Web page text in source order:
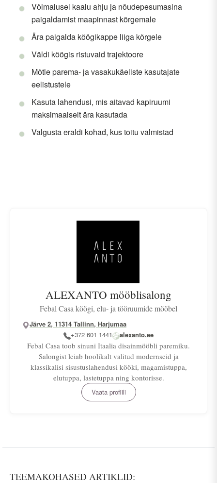
Võimalusel kaalu ahju ja nõudepesumasina
paigaldamist maapinnast kõrgemale
Ära paigalda köögikappe liiga kõrgele
Väldi köögis ristuvaid trajektoore
Mõtle parema- ja vasakukäeliste kasutajate
eelistustele
Kasuta lahendusi, mis aitavad kapiruumi
maksimaalselt ära kasutada
Valgusta eraldi kohad, kus toitu valmistad
ALEXANTO mööblisalong
Febal Casa köögi, elu- ja tööruumide mööbel
Järve 2, 11314 Tallinn, Harjumaa
+372 601 1441
alexanto.ee
Vaata profiili
Febal Casa toob sinuni Itaalia disainmööbli paremiku.
Salongist leiab hoolikalt valitud modernseid ja
klassikalisi sisustuslahendusi kööki, magamistuppa,
elutuppa, lastetuppa ning kontorisse.
TEEMAKOHASED ARTIKLID: